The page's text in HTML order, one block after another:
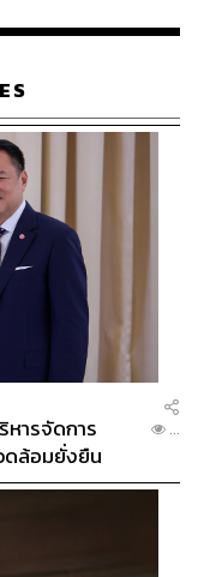
หารจัดการ
ดล้อมยั่งยืน
...